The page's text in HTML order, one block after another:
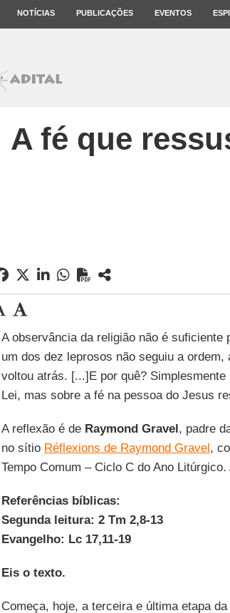
NOTÍCIAS PUBLICAÇÕES EVENTOS
A fé que
A observância da religião não é
um dos dez leprosos não seguiu a
voltou atrás. [...]E por quê?
Lei, mas sobre a fé na pessoa do Jesus
A reflexão é de Raymond Gravel, padre
no sítio Réflexions de Raymond Gravel,
Tempo Comum – Ciclo C do Ano
Referências bíblicas:
Segunda leitura: 2 Tm 2,8-13
Evangelho: Lc 17,11-19
Eis o texto.
Começa, hoje, a terceira e última etapa